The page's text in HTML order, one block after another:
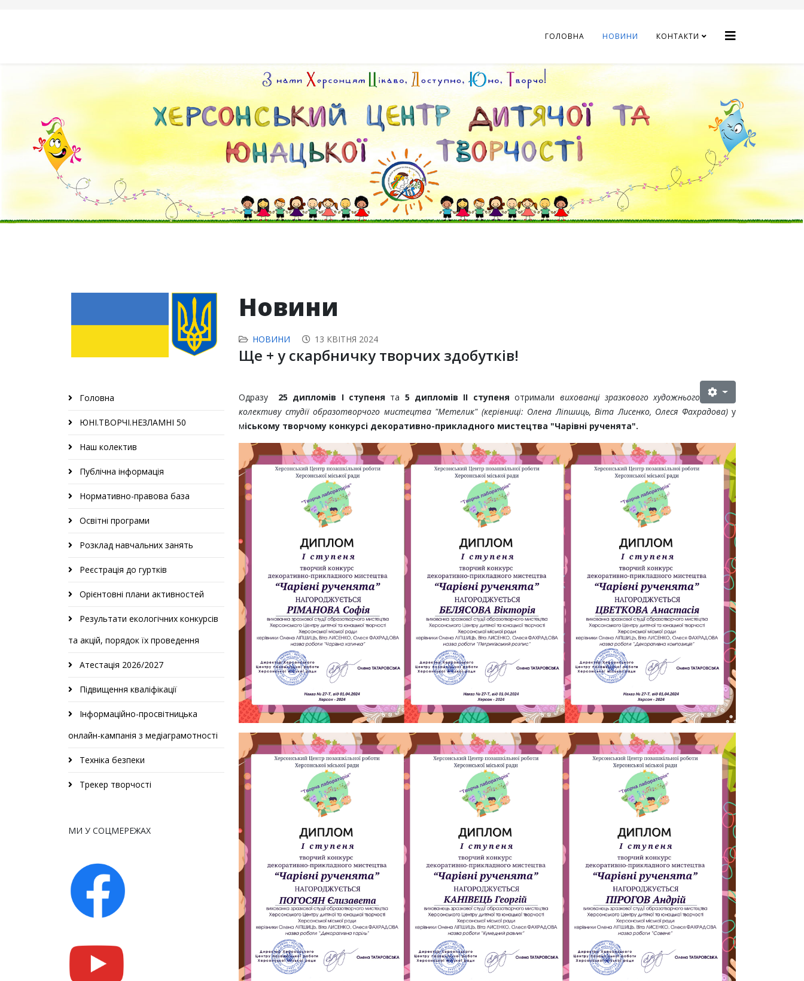
ГОЛОВНА НОВИНИ КОНТАКТИ
Головна
ЮНІ.ТВОРЧІ.НЕЗЛАМНІ 50
Наш колектив
Публічна інформація
Нормативно-правова база
Освітні програми
Розклад навчальних занять
Реєстрація до гуртків
Орієнтовні плани активностей
Результати екологічних конкурсів
та акцій, порядок їх проведення
Атестація 2026/2027
Підвищення кваліфікації
Інформаційно-просвітницька
онлайн-кампанія з медіаграмотності
Техніка безпеки
Трекер творчості
МИ У СОЦМЕРЕЖАХ
Новини
НОВИНИ 13 КВІТНЯ 2024
Ще + у скарбничку творчих здобутків!
Одразу 25 дипломів І ступеня та 5 дипломів ІІ ступеня отримали вихованці зразкового художнього
колективу студії образотворчого мистецтва "Метелик" (керівниці: Олена Ліпшиць, Віта Лисенко, Олеся Фахрадова)у
міському творчому конкурсі декоративно-прикладного мистецтва "Чарівні рученята".